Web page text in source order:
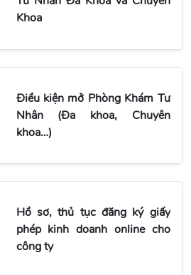
Khoa
Điều kiện mở Phòng Khám Tư
Nhân (Đa khoa, Chuyên
khoa…)
Hồ sơ, thủ tục đăng ký giấy
phép kinh doanh online cho
công ty